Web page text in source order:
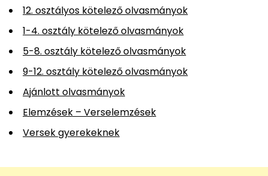
12. osztályos kötelező olvasmányok
1-4. osztály kötelező olvasmányok
5-8. osztály kötelező olvasmányok
9-12. osztály kötelező olvasmányok
Ajánlott olvasmányok
Elemzések – Verselemzések
Versek gyerekeknek